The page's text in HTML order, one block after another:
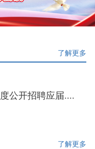
了解更多
公开招聘应届....
了解更多